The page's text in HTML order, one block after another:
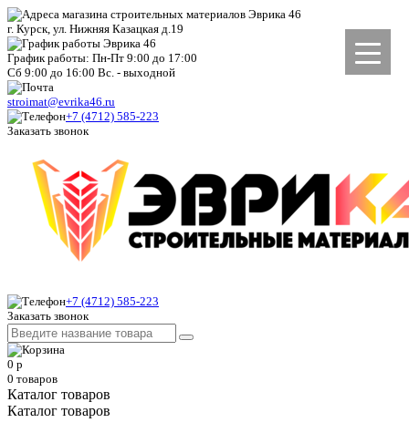
г. Курск, ул. Нижняя Казацкая д.19
График работы: Пн-Пт 9:00 до 17:00
Сб 9:00 до 16:00 Вс. - выходной
stroimat@evrika46.ru
+7 (4712) 585-223
Заказать звонок
+7 (4712) 585-223
Заказать звонок
0 р
0 товаров
Каталог товаров
Каталог товаров